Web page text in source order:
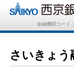
金融機関コード
さいきょう